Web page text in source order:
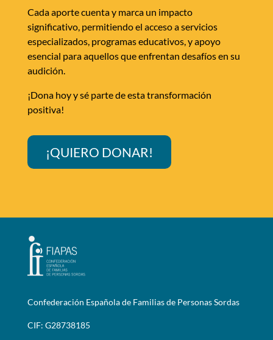
Cada aporte cuenta y marca un impacto
significativo, permitiendo el acceso a servicios
especializados, programas educativos, y apoyo
esencial para aquellos que enfrentan desafíos en su
audición.
¡Dona hoy y sé parte de esta transformación
positiva!
¡QUIERO DONAR!
Confederación Española de Familias de Personas Sordas
CIF: G28738185